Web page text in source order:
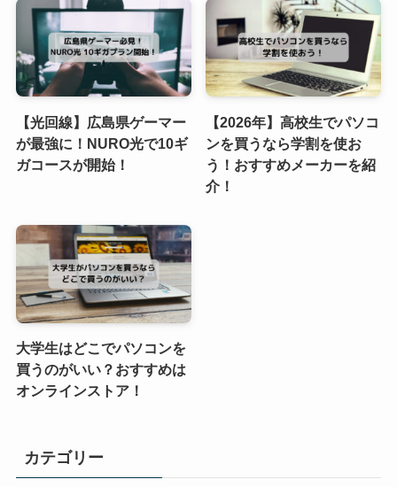
【光回線】広島県ゲーマー
が最強に！NURO光で10ギ
ガコースが開始！
【2026年】高校生でパソコ
ンを買うなら学割を使お
う！おすすめメーカーを紹
介！
大学生はどこでパソコンを
買うのがいい？おすすめは
オンラインストア！
カテゴリー